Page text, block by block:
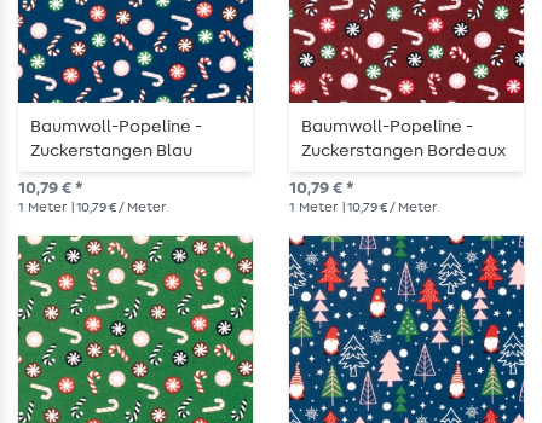
Baumwoll-Popeline -
Zuckerstangen Blau
10,79 € *
1 Meter | 10,79 € / Meter
Baumwoll-Popeline -
Zuckerstangen Bordeaux
10,79 € *
1 Meter | 10,79 € / Meter